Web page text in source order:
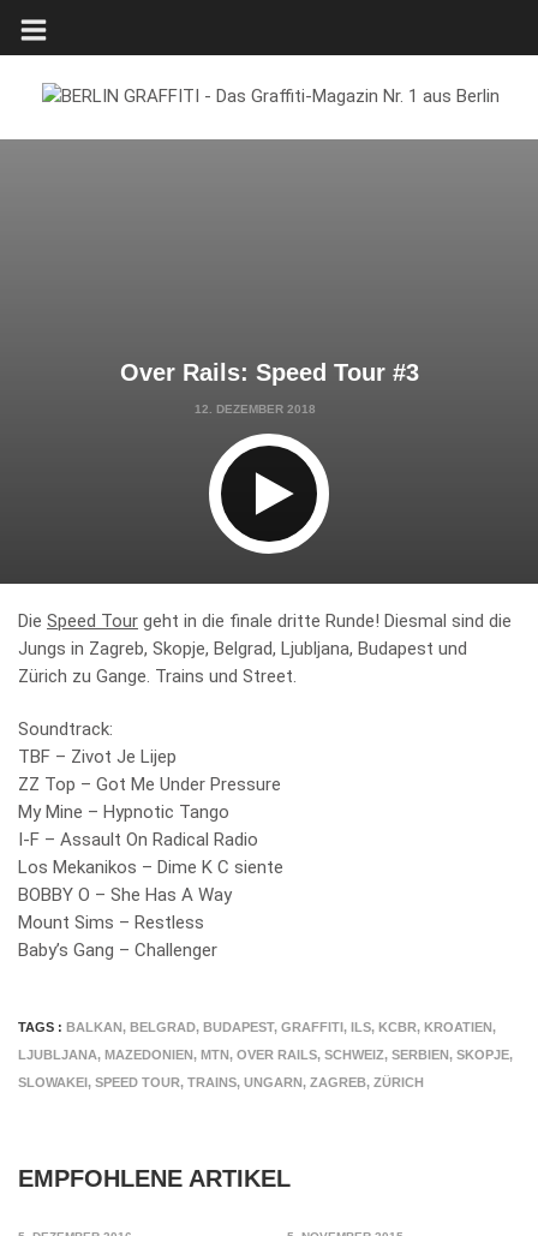
Over Rails: Speed Tour #3
12. DEZEMBER 2018
Die Speed Tour geht in die finale dritte Runde! Diesmal sind die
Jungs in Zagreb, Skopje, Belgrad, Ljubljana, Budapest und
Zürich zu Gange. Trains und Street.
Soundtrack:
TBF – Zivot Je Lijep
ZZ Top – Got Me Under Pressure
My Mine – Hypnotic Tango
I-F – Assault On Radical Radio
Los Mekanikos – Dime K C siente
BOBBY O – She Has A Way
Mount Sims – Restless
Baby’s Gang – Challenger
TAGS : BALKAN, BELGRAD, BUDAPEST, GRAFFITI, ILS, KCBR, KROATIEN,
LJUBLJANA, MAZEDONIEN, MTN, OVER RAILS, SCHWEIZ, SERBIEN, SKOPJE,
SLOWAKEI, SPEED TOUR, TRAINS, UNGARN, ZAGREB, ZÜRICH
EMPFOHLENE ARTIKEL